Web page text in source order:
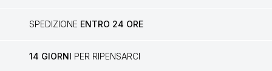
SPEDIZIONE ENTRO 24 ORE
14 GIORNI PER RIPENSARCI